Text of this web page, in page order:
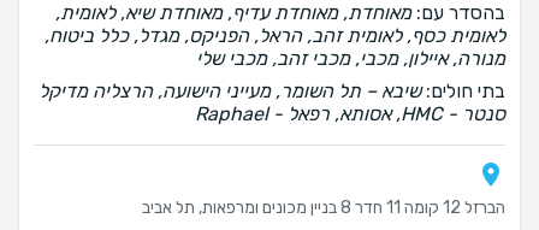
בהסדר עם:מאוחדת, מאוחדת עדיף, מאוחדת שיא, לאומית,
לאומית כסף, לאומית זהב, הראל, הפניקס, מגדל, כלל ביטוח,
מנורה, איילון, מכבי, מכבי זהב, מכבי שלי
בתי חולים:שיבא – תל השומר, מעייני הישועה, הרצליה מדיקל
סנטר - HMC, אסותא, רפאל - Raphael
הברזל 12 קומה 11 חדר 8 בניין מכונים ומרפאות, תל אביב